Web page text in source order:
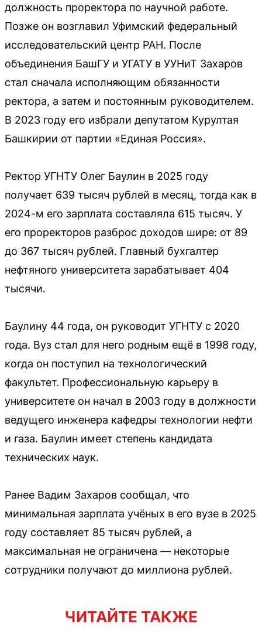
должность проректора по научной работе.
Позже он возглавил Уфимский федеральный
исследовательский центр РАН. После
объединения БашГУ и УГАТУ в УУНиТ Захаров
стал сначала исполняющим обязанности
ректора, а затем и постоянным руководителем.
В 2023 году его избрали депутатом Курултая
Башкирии от партии «Единая Россия».
Ректор УГНТУ Олег Баулин в 2025 году
получает 639 тысяч рублей в месяц, тогда как в
2024-м его зарплата составляла 615 тысяч. У
его проректоров разброс доходов шире: от 89
до 367 тысяч рублей. Главный бухгалтер
нефтяного университета зарабатывает 404
тысячи.
Баулину 44 года, он руководит УГНТУ с 2020
года. Вуз стал для него родным ещё в 1998 году,
когда он поступил на технологический
факультет. Профессиональную карьеру в
университете он начал в 2003 году в должности
ведущего инженера кафедры технологии нефти
и газа. Баулин имеет степень кандидата
технических наук.
Ранее Вадим Захаров сообщал, что
минимальная зарплата учёных в его вузе в 2025
году составляет 85 тысяч рублей, а
максимальная не ограничена — некоторые
сотрудники получают до миллиона рублей.
ЧИТАЙТЕ ТАКЖЕ